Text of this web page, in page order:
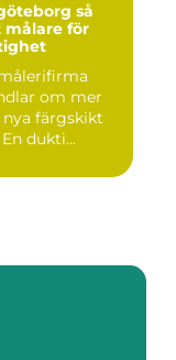
så
målare för
om mer
färgskikt
dukti...